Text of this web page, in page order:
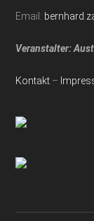
Email:
Veranstalter:
Kontakt –